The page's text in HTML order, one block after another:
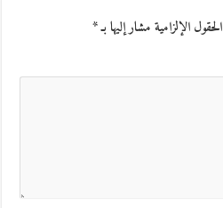
الحقول الإلزامية مشار إليها بـ*